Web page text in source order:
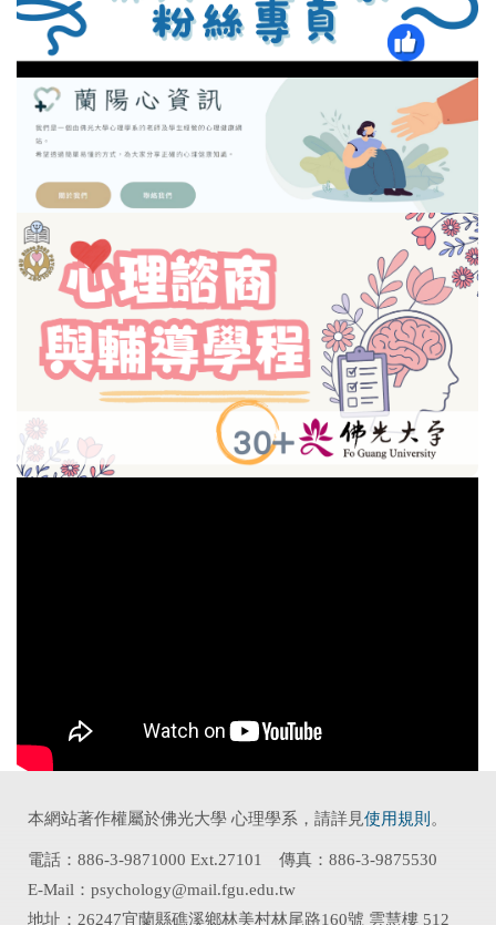
本網站著作權屬於佛光大學 心理學系，請詳見使用規則 。
電話：886-3-9871000 Ext.27101 傳真：886-3-9875530
E-Mail：psychology@mail.fgu.edu.tw
地址：26247宜蘭縣礁溪鄉林美村林尾路160號 雲慧樓 512